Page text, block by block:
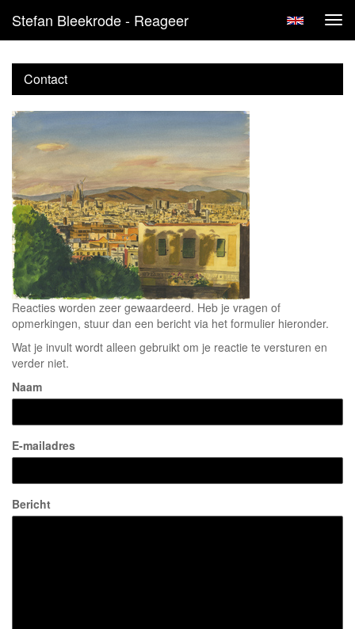
Stefan Bleekrode - Reageer
Contact
Reacties worden zeer gewaardeerd. Heb je vragen of
opmerkingen, stuur dan een bericht via het formulier hieronder.
Wat je invult wordt alleen gebruikt om je reactie te versturen en
verder niet.
Naam
E-mailadres
Bericht